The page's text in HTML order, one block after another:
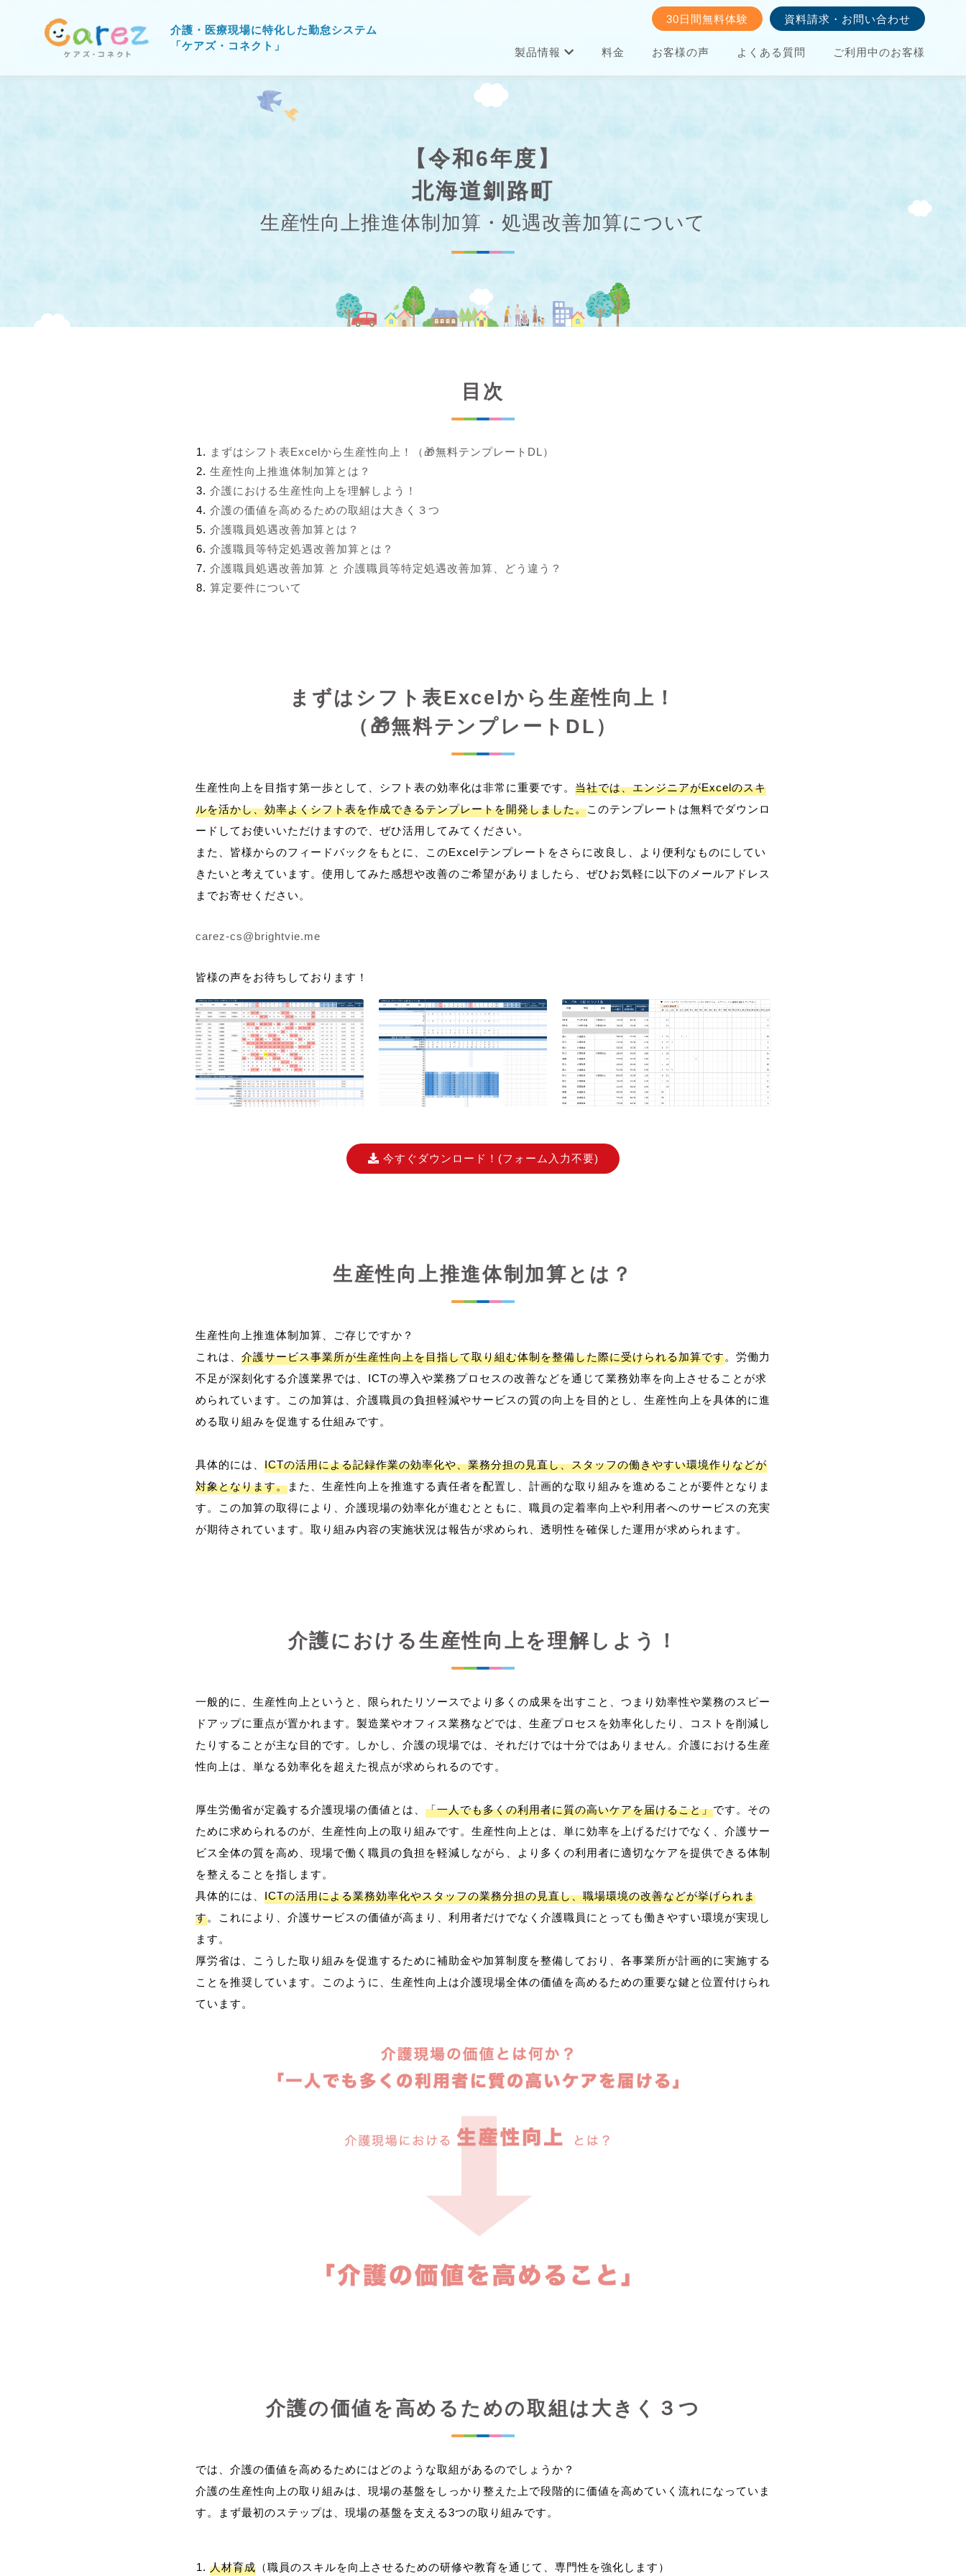
介護・医療現場に特化した勤怠システム
「ケアズ・コネクト」
製品情報 料金 お客様の声 よくある質問 ご利用中のお客様
30日間無料体験 資料請求・お問い合わせ
【令和6年度】
北海道釧路町
生産性向上推進体制加算・処遇改善加算について
目次
まずはシフト表Excelから生産性向上！（🎁無料テンプレートDL）
生産性向上推進体制加算とは？
介護における生産性向上を理解しよう！
介護の価値を高めるための取組は大きく３つ
介護職員処遇改善加算とは？
介護職員等特定処遇改善加算とは？
介護職員処遇改善加算 と 介護職員等特定処遇改善加算、どう違う？
算定要件について
まずはシフト表Excelから生産性向上！
（🎁無料テンプレートDL）
生産性向上を目指す第一歩として、シフト表の効率化は非常に重要です。 当社では、エンジニアがExcelのスキ
ルを活かし、効率よくシフト表を作成できるテンプレートを開発しました。このテンプレートは無料でダウンロ
ードしてお使いいただけますので、ぜひ活用してみてください。
また、皆様からのフィードバックをもとに、このExcelテンプレートをさらに改良し、より便利なものにしてい
きたいと考えています。使用してみた感想や改善のご希望がありましたら、ぜひお気軽に以下のメールアドレス
までお寄せください。
carez-cs@brightvie.me
皆様の声をお待ちしております！
今すぐダウンロード！ (フォーム入力不要)
生産性向上推進体制加算とは？
生産性向上推進体制加算、ご存じですか？
これは、 介護サービス事業所が生産性向上を目指して取り組む体制を整備した際に受けられる加算です。労働力
不足が深刻化する介護業界では、ICTの導入や業務プロセスの改善などを通じて業務効率を向上させることが求
められています。この加算は、介護職員の負担軽減やサービスの質の向上を目的とし、生産性向上を具体的に進
める取り組みを促進する仕組みです。
具体的には、 ICTの活用による記録作業の効率化や、業務分担の見直し、スタッフの働きやすい環境作りなどが
対象となります。また、生産性向上を推進する責任者を配置し、計画的な取り組みを進めることが要件となりま
す。この加算の取得により、介護現場の効率化が進むとともに、職員の定着率向上や利用者へのサービスの充実
介護における生産性向上を理解しよう！
一般的に、生産性向上というと、限られたリソースでより多くの成果を出すこと、つまり効率性や業務のスピー
ドアップに重点が置かれます。製造業やオフィス業務などでは、生産プロセスを効率化したり、コストを削減し
たりすることが主な目的です。しかし、介護の現場では、それだけでは十分ではありません。介護における生産
性向上は、単なる効率化を超えた視点が求められるのです。
厚生労働省が定義する介護現場の価値とは、 「一人でも多くの利用者に質の高いケアを届けること」です。その
ために求められるのが、生産性向上の取り組みです。生産性向上とは、単に効率を上げるだけでなく、介護サー
ビス全体の質を高め、現場で働く職員の負担を軽減しながら、より多くの利用者に適切なケアを提供できる体制
を整えることを指します。
具体的には、 ICTの活用による業務効率化やスタッフの業務分担の見直し、職場環境の改善などが挙げられま
す。これにより、介護サービスの価値が高まり、利用者だけでなく介護職員にとっても働きやすい環境が実現し
ます。
厚労省は、こうした取り組みを促進するために補助金や加算制度を整備しており、各事業所が計画的に実施する
ことを推奨しています。このように、生産性向上は介護現場全体の価値を高めるための重要な鍵と位置付けられ
介護の価値を高めるための取組は大きく３つ
では、介護の価値を高めるためにはどのような取組があるのでしょうか？
介護の生産性向上の取り組みは、現場の基盤をしっかり整えた上で段階的に価値を高めていく流れになっていま
人材育成 （職員のスキルを向上させるための研修や教育を通じて、専門性を強化します）